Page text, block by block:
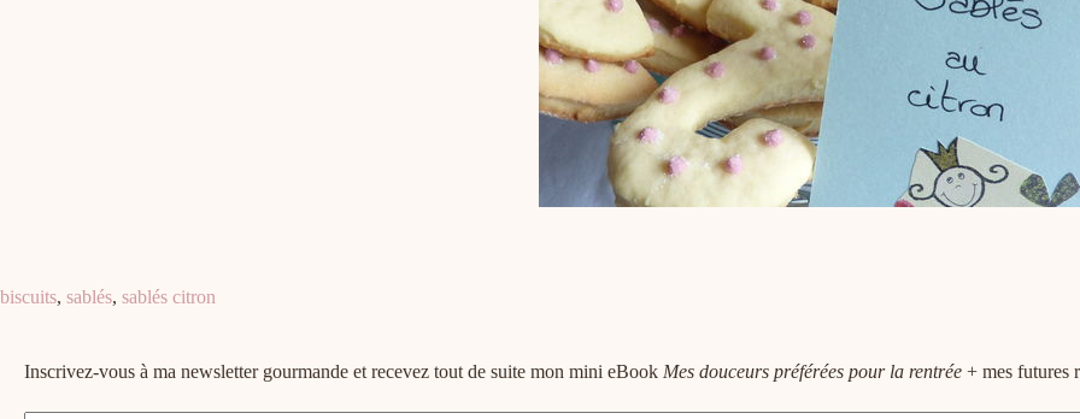
biscuits, sablés, sablés citron
Inscrivez-vous à ma newsletter gourmande et recevez tout de suite mon mini eBook Mes douceurs préférées pour la rentrée + mes futures